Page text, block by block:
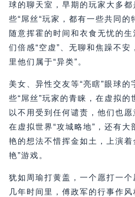
球的聊天室，早期的玩家大多都
些“屌丝“玩家，都有一些共同的
随意挥霍的时间和衣食无忧的
们倍感“空虚”、无聊和焦躁不安
里他们属于“异类”。
美女、异性交友等“亮瞎”眼球的
些“屌丝”玩家的青睐，在虚拟的
以不用受到任何谴责，他们也
在虚拟世界“攻城略地”，还有大
艳的想法不惜挥金如土，上演着
艳”游戏。
犹如周瑜打黄盖，一个愿打一
几年时间里，傅政军的行事作